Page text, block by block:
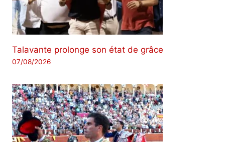
Talavante prolonge son état de grâce
07/08/2026